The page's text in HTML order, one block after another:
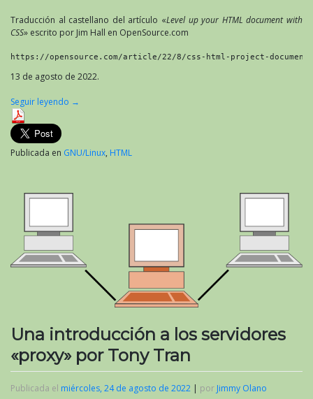
Traducción al castellano del artículo «Level up your HTML document with
CSS» escrito por Jim Hall en OpenSource.com
https://opensource.com/article/22/8/css-html-project-
13 de agosto de 2022.
Seguir leyendo →
Publicada en GNU/Linux, HTML
Una introducción a los servidores
«proxy» por Tony Tran
Publicada el miércoles, 24 de agosto de 2022 | por Jimmy Olano